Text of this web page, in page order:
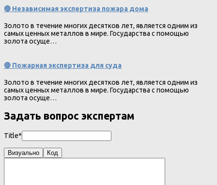
🔴 Независимая экспертиза пожара дома
Золото в течение многих десятков лет, является одним из
самых ценных металлов в мире. Государства с помощью
золота осуще…
🔴 Пожарная экспертиза для суда
Золото в течение многих десятков лет, является одним из
самых ценных металлов в мире. Государства с помощью
золота осуще…
Задать вопрос экспертам
Title*
Визуально Код